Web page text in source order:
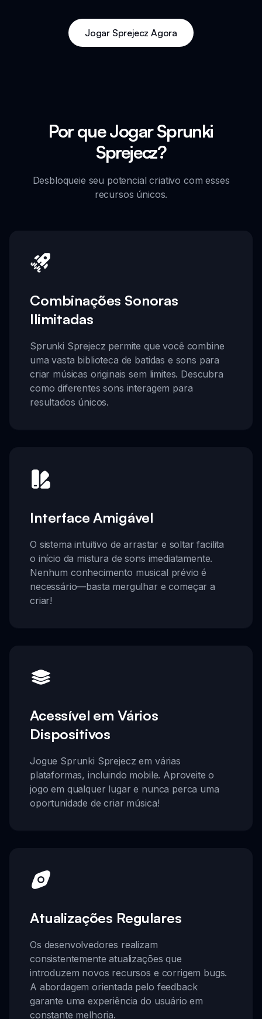
Jogar Sprejecz Agora
Por que Jogar Sprunki
Sprejecz?
Desbloqueie seu potencial criativo com esses
recursos únicos.
Combinações Sonoras
Ilimitadas
Sprunki Sprejecz permite que você combine
uma vasta biblioteca de batidas e sons para
criar músicas originais sem limites. Descubra
como diferentes sons interagem para
resultados únicos.
Interface Amigável
O sistema intuitivo de arrastar e soltar facilita
o início da mistura de sons imediatamente.
Nenhum conhecimento musical prévio é
necessário—basta mergulhar e começar a
criar!
Acessível em Vários
Dispositivos
Jogue Sprunki Sprejecz em várias
plataformas, incluindo mobile. Aproveite o
jogo em qualquer lugar e nunca perca uma
oportunidade de criar música!
Atualizações Regulares
Os desenvolvedores realizam
consistentemente atualizações que
introduzem novos recursos e corrigem bugs.
A abordagem orientada pelo feedback
garante uma experiência do usuário em
constante melhoria.